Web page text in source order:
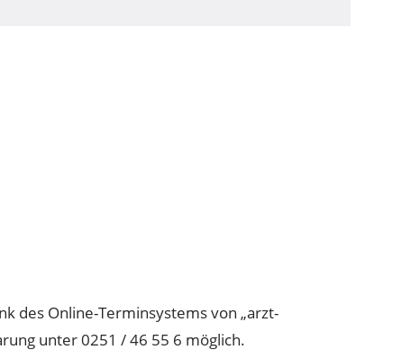
des Online-Terminsystems von „arzt-
unter0251 / 46 55 6 möglich.